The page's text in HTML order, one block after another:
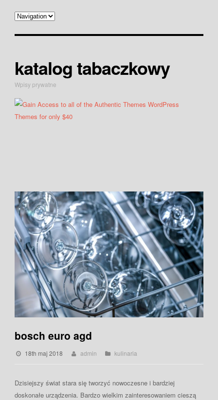
katalog tabaczkowy
Wpisy prywatne
bosch euro agd
18th maj 2018 admin kulinaria
Dzisiejszy świat stara się tworzyć nowoczesne i bardziej
doskonałe urządzenia. Bardzo wielkim zainteresowaniem cieszą